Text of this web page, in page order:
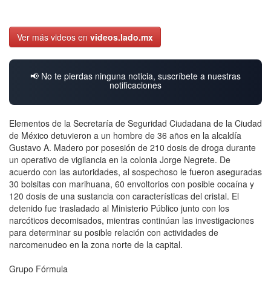
Ver más videos en videos.lado.mx
📢 No te pierdas ninguna noticia, suscríbete a nuestras
notificaciones
Elementos de la Secretaría de Seguridad Ciudadana de la Ciudad
de México detuvieron a un hombre de 36 años en la alcaldía
Gustavo A. Madero por posesión de 210 dosis de droga durante
un operativo de vigilancia en la colonia Jorge Negrete. De
acuerdo con las autoridades, al sospechoso le fueron aseguradas
30 bolsitas con marihuana, 60 envoltorios con posible cocaína y
120 dosis de una sustancia con características del cristal. El
detenido fue trasladado al Ministerio Público junto con los
narcóticos decomisados, mientras continúan las investigaciones
para determinar su posible relación con actividades de
narcomenudeo en la zona norte de la capital.
Grupo Fórmula